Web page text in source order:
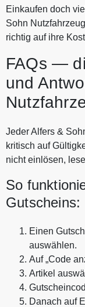
Einkaufen doch
Sohn
richtig auf ihre
FAQs —
und
Jeder Alfers &
kritisch auf
nicht einlösen,
So
Gutscheins:
Einen
auswählen.
Auf „Code
Artikel
Danach auf